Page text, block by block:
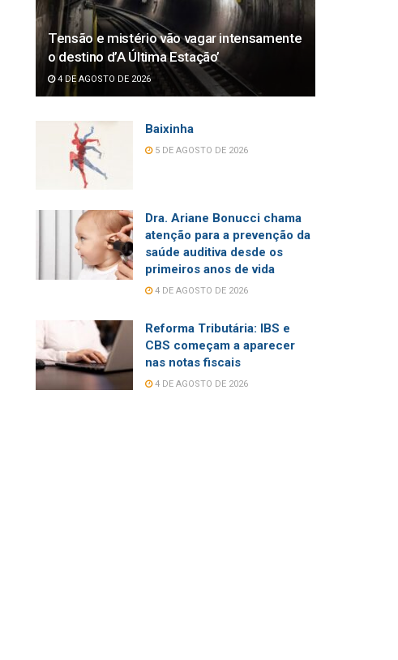
Tensão e mistério vão vagar intensamente
o destino d’A Última Estação’
4 DE AGOSTO DE 2026
Baixinha
5 DE AGOSTO DE 2026
Dra. Ariane Bonucci chama
atenção para a prevenção da
saúde auditiva desde os
primeiros anos de vida
4 DE AGOSTO DE 2026
Reforma Tributária: IBS e
CBS começam a aparecer
nas notas fiscais
4 DE AGOSTO DE 2026